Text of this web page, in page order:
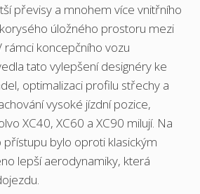
převisy a mnohem více vnitřního
úložného prostoru mezi
koncepčního vozu
tato vylepšení designéry ke
optimalizaci profilu střechy a
vysoké jízdní pozice,
XC40, XC60 a XC90 milují. Na
bylo oproti klasickým
lepší aerodynamiky, která